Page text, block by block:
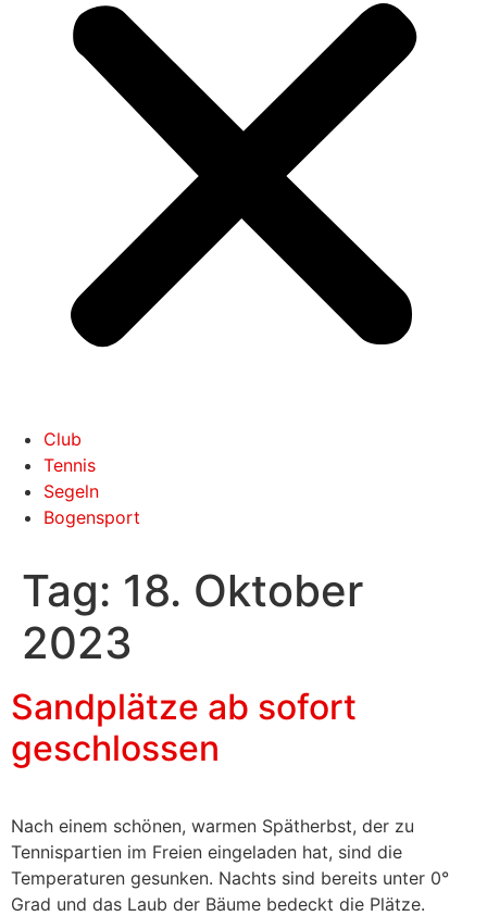
Club
Tennis
Segeln
Bogensport
Tag: 18. Oktober
2023
Sandplätze ab sofort
geschlossen
Nach einem schönen, warmen Spätherbst, der zu
Tennispartien im Freien eingeladen hat, sind die
Temperaturen gesunken. Nachts sind bereits unter 0°
Grad und das Laub der Bäume bedeckt die Plätze.